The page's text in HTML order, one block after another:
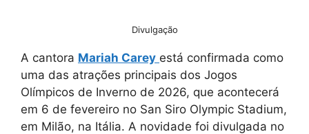
Divulgação
A cantora Mariah Carey está confirmada como
uma das atrações principais dos Jogos
Olímpicos de Inverno de 2026, que acontecerá
em 6 de fevereiro no San Siro Olympic Stadium,
em Milão, na Itália. A novidade foi divulgada no